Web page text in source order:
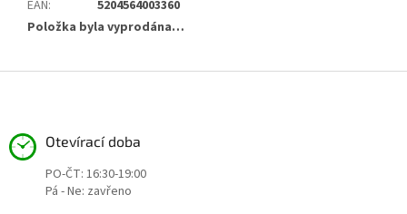
EAN:
5204564003360
Položka byla vyprodána…
Otevírací doba
PO-ČT: 16:30-19:00
Pá - Ne: zavřeno